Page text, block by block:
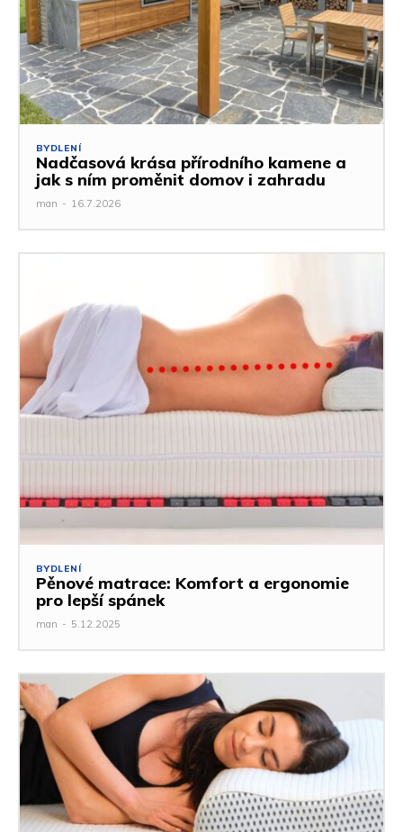
BYDLENÍ
Nadčasová krása přírodního kamene a
jak s ním proměnit domov i zahradu
man - 16.7.2026
BYDLENÍ
Pěnové matrace: Komfort a ergonomie
pro lepší spánek
man - 5.12.2025